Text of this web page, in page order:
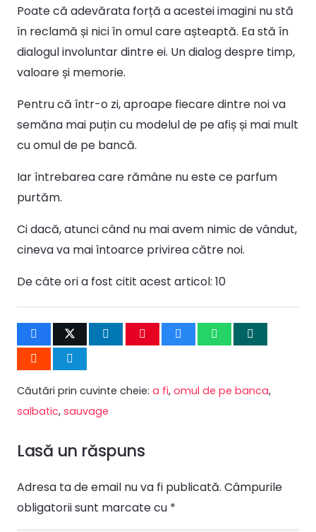
Poate că adevărata forță a acestei imagini nu stă
în reclamă și nici în omul care așteaptă. Ea stă în
dialogul involuntar dintre ei. Un dialog despre timp,
valoare și memorie.
Pentru că într-o zi, aproape fiecare dintre noi va
semăna mai puțin cu modelul de pe afiș și mai mult
cu omul de pe bancă.
Iar întrebarea care rămâne nu este ce parfum
purtăm.
Ci dacă, atunci când nu mai avem nimic de vândut,
cineva va mai întoarce privirea către noi.
De câte ori a fost citit acest articol: 10
Căutări prin cuvinte cheie: a fi, omul de pe banca,
salbatic, sauvage
Lasă un răspuns
Adresa ta de email nu va fi publicată. Câmpurile
obligatorii sunt marcate cu *